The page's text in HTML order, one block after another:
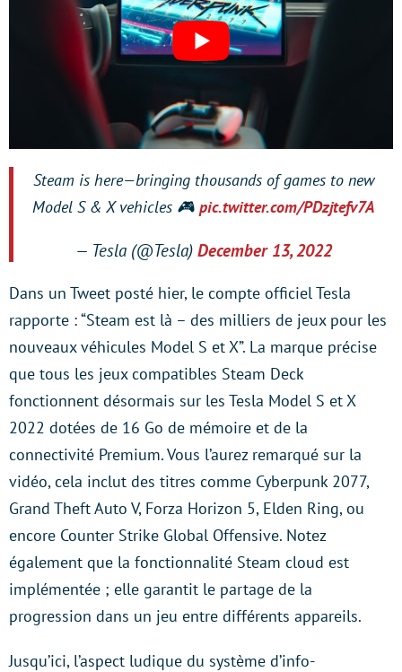
Steam is here—bringing thousands of games to new
Model S & X vehicles 🎮 pic.twitter.com/PDzjtefv7A
— Tesla (@Tesla) December 13, 2022
Dans un Tweet posté hier, le compte officiel Tesla
rapporte : “Steam est là – des milliers de jeux pour les
nouveaux véhicules Model S et X”. La marque précise
que tous les jeux compatibles Steam Deck
fonctionnent désormais sur les Tesla Model S et X
2022 dotées de 16 Go de mémoire et de la
connectivité Premium. Vous l’aurez remarqué sur la
vidéo, cela inclut des titres comme Cyberpunk 2077,
Grand Theft Auto V, Forza Horizon 5, Elden Ring, ou
encore Counter Strike Global Offensive. Notez
également que la fonctionnalité Steam cloud est
implémentée ; elle garantit le partage de la
progression dans un jeu entre différents appareils.
Jusqu’ici, l’aspect ludique du système d’info-